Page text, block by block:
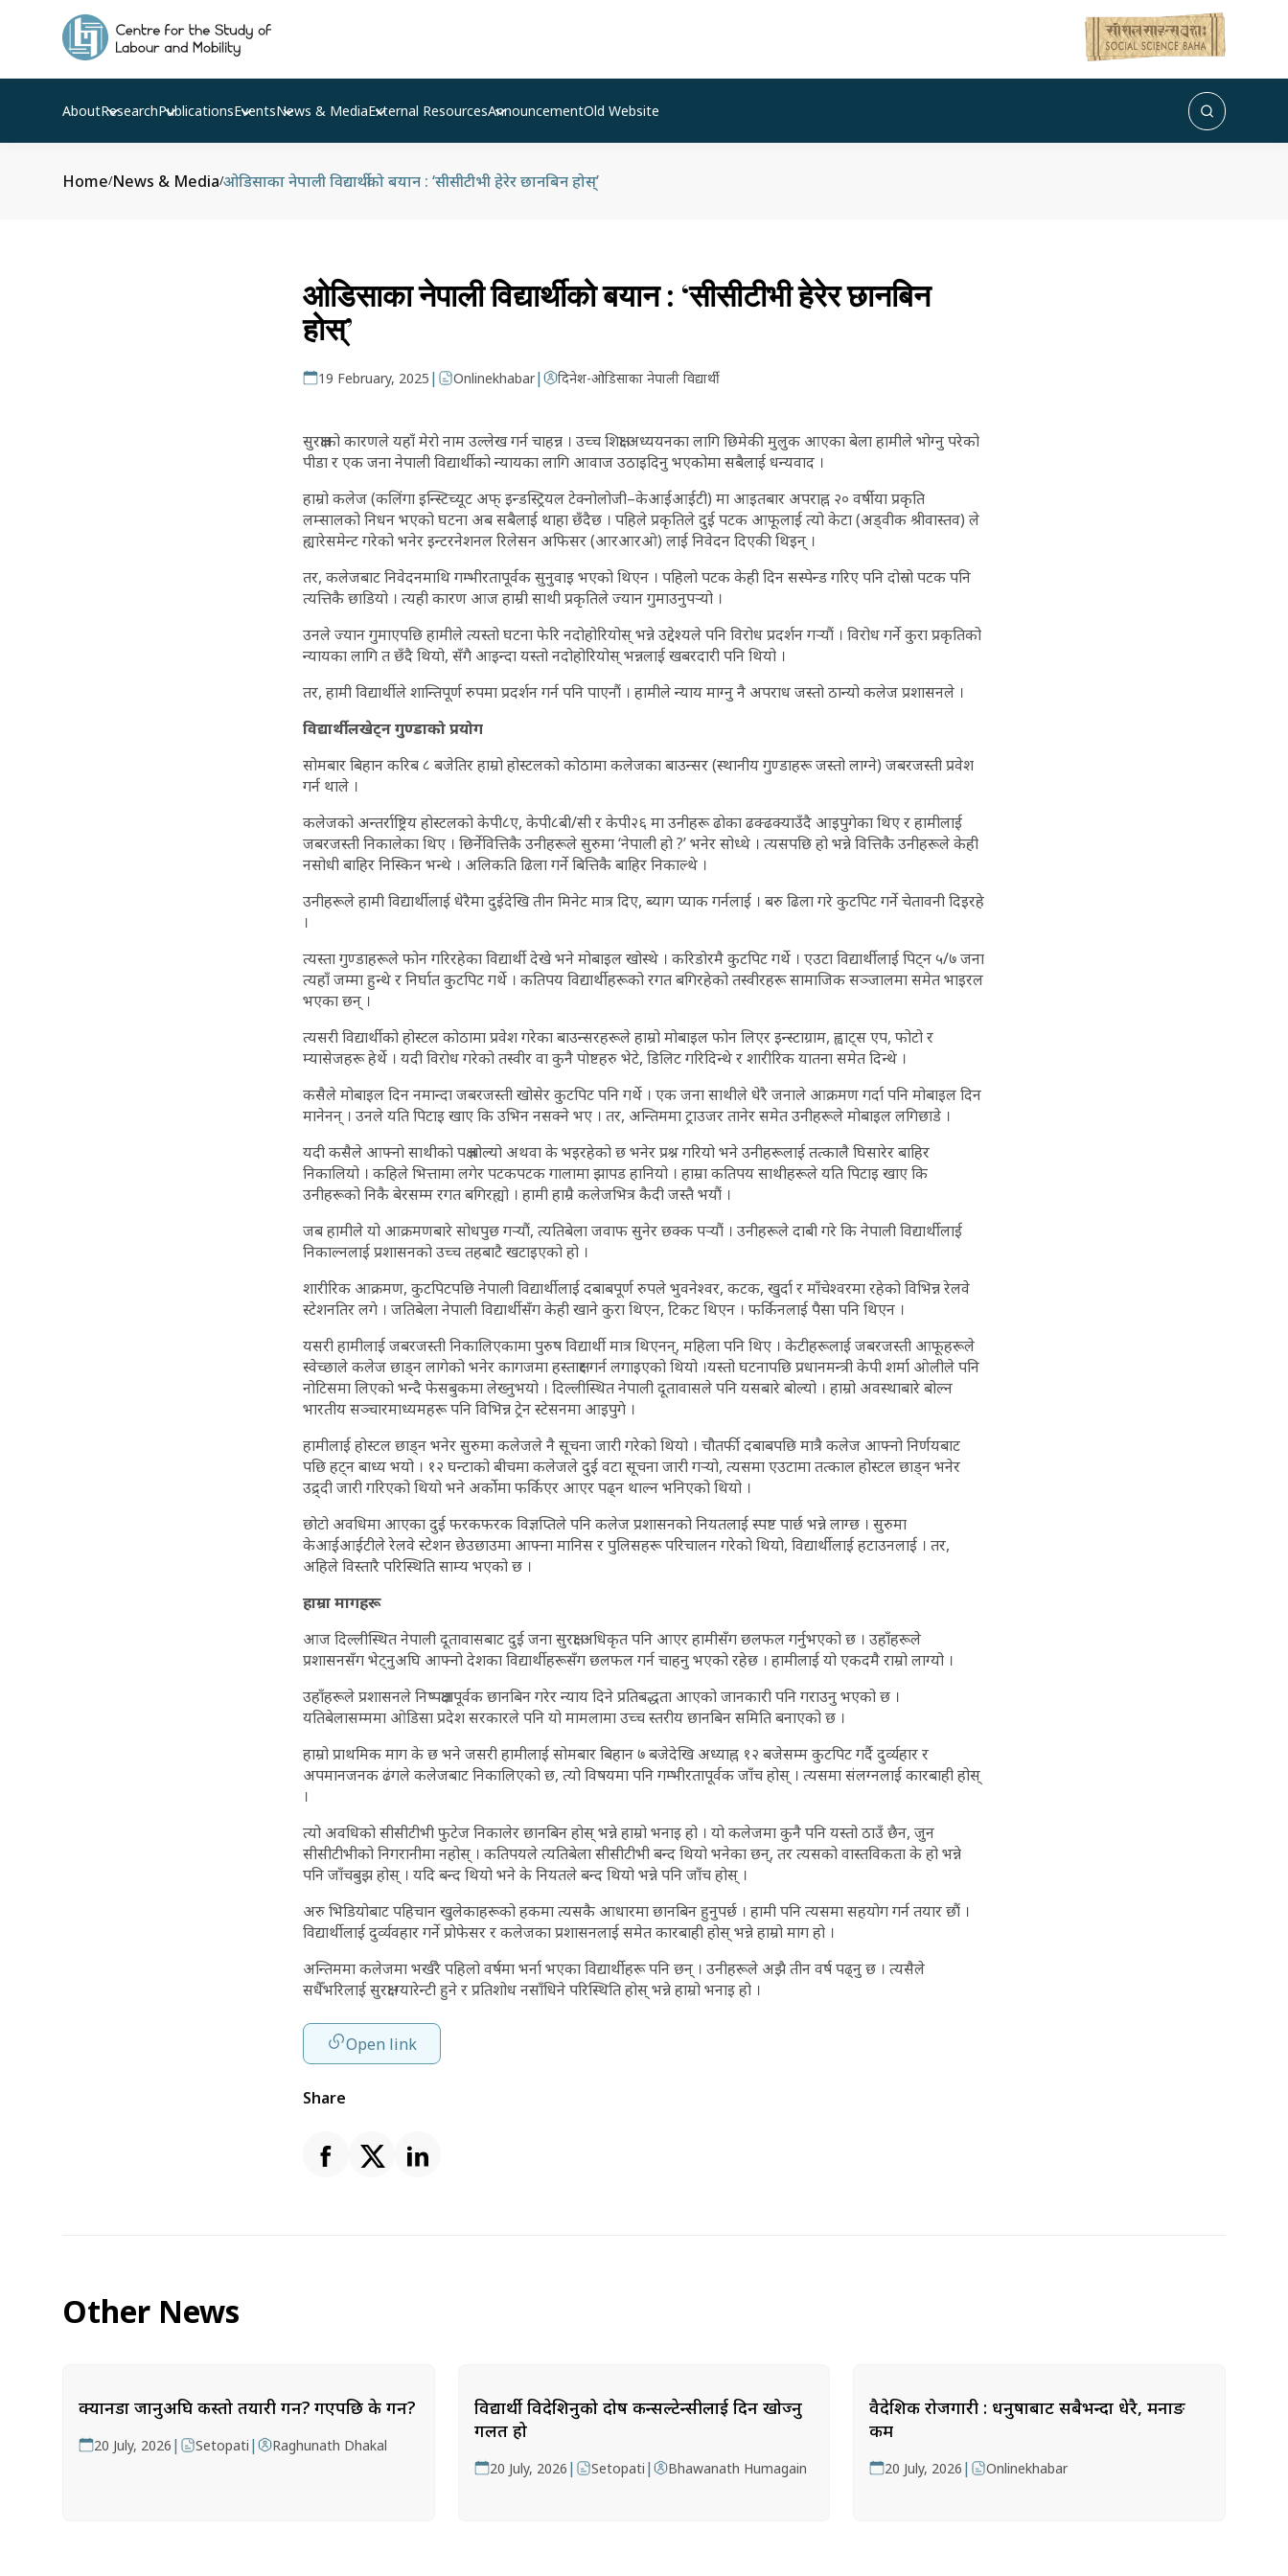
AboutResearchPublicationsEventsNews & MediaExternal ResourcesAnnouncementOld Website
Home/News & Media/ओडिसाका नेपाली विद्यार्थीको बयान : ‘सीसीटीभी हेरेर छानबिन होस्’
ओडिसाका नेपाली विद्यार्थीको बयान : ‘सीसीटीभी हेरेर छानबिन
होस्’
19 February, 2025 | Onlinekhabar| दिनेश-ओडिसाका नेपाली विद्यार्थी
सुरक्षाको कारणले यहाँ मेरो नाम उल्लेख गर्न चाहन्न । उच्च शिक्षा अध्ययनका लागि छिमेकी मुलुक आएका बेला हामीले भोग्नु परेको
पीडा र एक जना नेपाली विद्यार्थीको न्यायका लागि आवाज उठाइदिनु भएकोमा सबैलाई धन्यवाद ।
हाम्रो कलेज (कलिंगा इन्स्टिच्यूट अफ् इन्डस्ट्रियल टेक्नोलोजी–केआईआईटी) मा आइतबार अपराह्न २० वर्षीया प्रकृति
लम्सालको निधन भएको घटना अब सबैलाई थाहा छँदैछ । पहिले प्रकृतिले दुई पटक आफूलाई त्यो केटा (अड्वीक श्रीवास्तव) ले
ह्यारेसमेन्ट गरेको भनेर इन्टरनेशनल रिलेसन अफिसर (आरआरओ) लाई निवेदन दिएकी थिइन् ।
तर, कलेजबाट निवेदनमाथि गम्भीरतापूर्वक सुनुवाइ भएको थिएन । पहिलो पटक केही दिन सस्पेन्ड गरिए पनि दोस्रो पटक पनि
त्यत्तिकै छाडियो । त्यही कारण आज हाम्री साथी प्रकृतिले ज्यान गुमाउनुपर्‍यो ।
उनले ज्यान गुमाएपछि हामीले त्यस्तो घटना फेरि नदोहोरियोस् भन्ने उद्देश्यले पनि विरोध प्रदर्शन गर्‍यौं । विरोध गर्ने कुरा प्रकृतिको
न्यायका लागि त छँदै थियो, सँगै आइन्दा यस्तो नदोहोरियोस् भन्नलाई खबरदारी पनि थियो ।
तर, हामी विद्यार्थीले शान्तिपूर्ण रुपमा प्रदर्शन गर्न पनि पाएनौं । हामीले न्याय माग्नु नै अपराध जस्तो ठान्यो कलेज प्रशासनले ।
विद्यार्थी लखेट्न गुण्डाको प्रयोग
सोमबार बिहान करिब ८ बजेतिर हाम्रो होस्टलको कोठामा कलेजका बाउन्सर (स्थानीय गुण्डाहरू जस्तो लाग्ने) जबरजस्ती प्रवेश
गर्न थाले ।
कलेजको अन्तर्राष्ट्रिय होस्टलको केपी८ए, केपी८बी/सी र केपी२६ मा उनीहरू ढोका ढक्ढक्याउँदै आइपुगेका थिए र हामीलाई
जबरजस्ती निकालेका थिए । छिर्नेवित्तिकै उनीहरूले सुरुमा ‘नेपाली हो ?’ भनेर सोध्थे । त्यसपछि हो भन्ने वित्तिकै उनीहरूले केही
नसोधी बाहिर निस्किन भन्थे । अलिकति ढिला गर्ने बित्तिकै बाहिर निकाल्थे ।
उनीहरूले हामी विद्यार्थीलाई धेरैमा दुईदेखि तीन मिनेट मात्र दिए, ब्याग प्याक गर्नलाई । बरु ढिला गरे कुटपिट गर्ने चेतावनी दिइरहे
।
त्यस्ता गुण्डाहरूले फोन गरिरहेका विद्यार्थी देखे भने मोबाइल खोस्थे । करिडोरमै कुटपिट गर्थे । एउटा विद्यार्थीलाई पिट्न ५/७ जना
त्यहाँ जम्मा हुन्थे र निर्घात कुटपिट गर्थे । कतिपय विद्यार्थीहरूको रगत बगिरहेको तस्वीरहरू सामाजिक सञ्जालमा समेत भाइरल
भएका छन् ।
त्यसरी विद्यार्थीको होस्टल कोठामा प्रवेश गरेका बाउन्सरहरूले हाम्रो मोबाइल फोन लिएर इन्स्टाग्राम, ह्वाट्स एप, फोटो र
म्यासेजहरू हेर्थे । यदी विरोध गरेको तस्वीर वा कुनै पोष्टहरु भेटे, डिलिट गरिदिन्थे र शारीरिक यातना समेत दिन्थे ।
कसैले मोबाइल दिन नमान्दा जबरजस्ती खोसेर कुटपिट पनि गर्थे । एक जना साथीले धेरै जनाले आक्रमण गर्दा पनि मोबाइल दिन
मानेनन् । उनले यति पिटाइ खाए कि उभिन नसक्ने भए । तर, अन्तिममा ट्राउजर तानेर समेत उनीहरूले मोबाइल लगिछाडे ।
यदी कसैले आफ्नो साथीको पक्ष बोल्यो अथवा के भइरहेको छ भनेर प्रश्न गरियो भने उनीहरूलाई तत्कालै घिसारेर बाहिर
निकालियो । कहिले भित्तामा लगेर पटकपटक गालामा झापड हानियो । हाम्रा कतिपय साथीहरूले यति पिटाइ खाए कि
उनीहरूको निकै बेरसम्म रगत बगिरह्यो । हामी हाम्रै कलेजभित्र कैदी जस्तै भयौं ।
जब हामीले यो आक्रमणबारे सोधपुछ गर्‍यौं, त्यतिबेला जवाफ सुनेर छक्क पर्‍यौं । उनीहरूले दाबी गरे कि नेपाली विद्यार्थीलाई
निकाल्नलाई प्रशासनको उच्च तहबाटै खटाइएको हो ।
शारीरिक आक्रमण, कुटपिटपछि नेपाली विद्यार्थीलाई दबाबपूर्ण रुपले भुवनेश्वर, कटक, खुर्दा र माँचेश्वरमा रहेको विभिन्न रेलवे
स्टेशनतिर लगे । जतिबेला नेपाली विद्यार्थीसँग केही खाने कुरा थिएन, टिकट थिएन । फर्किनलाई पैसा पनि थिएन ।
यसरी हामीलाई जबरजस्ती निकालिएकामा पुरुष विद्यार्थी मात्र थिएनन्, महिला पनि थिए । केटीहरूलाई जबरजस्ती आफूहरूले
स्वेच्छाले कलेज छाड्न लागेको भनेर कागजमा हस्ताक्षर गर्न लगाइएको थियो ।यस्तो घटनापछि प्रधानमन्त्री केपी शर्मा ओलीले पनि
नोटिसमा लिएको भन्दै फेसबुकमा लेख्नुभयो । दिल्लीस्थित नेपाली दूतावासले पनि यसबारे बोल्यो । हाम्रो अवस्थाबारे बोल्न
भारतीय सञ्चारमाध्यमहरू पनि विभिन्न ट्रेन स्टेसनमा आइपुगे ।
हामीलाई होस्टल छाड्न भनेर सुरुमा कलेजले नै सूचना जारी गरेको थियो । चौतर्फी दबाबपछि मात्रै कलेज आफ्नो निर्णयबाट
पछि हट्न बाध्य भयो । १२ घन्टाको बीचमा कलेजले दुई वटा सूचना जारी गर्‍यो, त्यसमा एउटामा तत्काल होस्टल छाड्न भनेर
उद्र्दी जारी गरिएको थियो भने अर्कोमा फर्किएर आएर पढ्न थाल्न भनिएको थियो ।
छोटो अवधिमा आएका दुई फरकफरक विज्ञप्तिले पनि कलेज प्रशासनको नियतलाई स्पष्ट पार्छ भन्ने लाग्छ । सुरुमा
केआईआईटीले रेलवे स्टेशन छेउछाउमा आफ्ना मानिस र पुलिसहरू परिचालन गरेको थियो, विद्यार्थीलाई हटाउनलाई । तर,
अहिले विस्तारै परिस्थिति साम्य भएको छ ।
हाम्रा मागहरू
आज दिल्लीस्थित नेपाली दूतावासबाट दुई जना सुरक्षा अधिकृत पनि आएर हामीसँग छलफल गर्नुभएको छ । उहाँहरूले
प्रशासनसँग भेट्नुअघि आफ्नो देशका विद्यार्थीहरूसँग छलफल गर्न चाहनु भएको रहेछ । हामीलाई यो एकदमै राम्रो लाग्यो ।
उहाँहरूले प्रशासनले निष्पक्षतापूर्वक छानबिन गरेर न्याय दिने प्रतिबद्धता आएको जानकारी पनि गराउनु भएको छ ।
यतिबेलासम्ममा ओडिसा प्रदेश सरकारले पनि यो मामलामा उच्च स्तरीय छानबिन समिति बनाएको छ ।
हाम्रो प्राथमिक माग के छ भने जसरी हामीलाई सोमबार बिहान ७ बजेदेखि अध्याह्न १२ बजेसम्म कुटपिट गर्दै दुर्व्यहार र
अपमानजनक ढंगले कलेजबाट निकालिएको छ, त्यो विषयमा पनि गम्भीरतापूर्वक जाँच होस् । त्यसमा संलग्नलाई कारबाही होस्
।
त्यो अवधिको सीसीटीभी फुटेज निकालेर छानबिन होस् भन्ने हाम्रो भनाइ हो । यो कलेजमा कुनै पनि यस्तो ठाउँ छैन, जुन
सीसीटीभीको निगरानीमा नहोस् । कतिपयले त्यतिबेला सीसीटीभी बन्द थियो भनेका छन्, तर त्यसको वास्तविकता के हो भन्ने
पनि जाँचबुझ होस् । यदि बन्द थियो भने के नियतले बन्द थियो भन्ने पनि जाँच होस् ।
अरु भिडियोबाट पहिचान खुलेकाहरूको हकमा त्यसकै आधारमा छानबिन हुनुपर्छ । हामी पनि त्यसमा सहयोग गर्न तयार छौं ।
विद्यार्थीलाई दुर्व्यवहार गर्ने प्रोफेसर र कलेजका प्रशासनलाई समेत कारबाही होस् भन्ने हाम्रो माग हो ।
अन्तिममा कलेजमा भर्खरै पहिलो वर्षमा भर्ना भएका विद्यार्थीहरू पनि छन् । उनीहरूले अझै तीन वर्ष पढ्नु छ । त्यसैले
सधैँभरिलाई सुरक्षा ग्यारेन्टी हुने र प्रतिशोध नसाँधिने परिस्थिति होस् भन्ने हाम्रो भनाइ हो ।
Open link
Share
Other News
क्यानडा जानुअघि कस्तो तयारी गर्ने? गएपछि के गर्ने?
20 July, 2026 | Setopati | Raghunath Dhakal
विद्यार्थी विदेशिनुको दोष कन्सल्टेन्सीलाई दिन खोज्नु
गलत हो
20 July, 2026 | Setopati | Bhawanath Humagain
वैदेशिक रोजगारी : धनुषाबाट सबैभन्दा धेरै, मनाङ
कम
20 July, 2026 | Onlinekhabar